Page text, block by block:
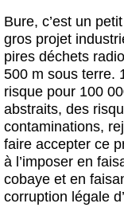
Bure, c’est un
gros projet
pires déchets
500 m sous terre.
risque pour 100
abstraits, des
contaminations,
faire accepter ce
à l’imposer en
cobaye et en
corruption légale